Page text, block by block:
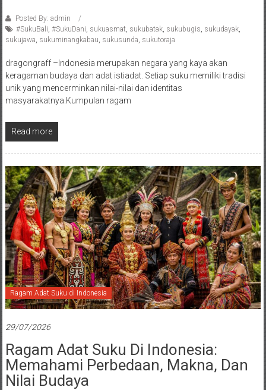
Posted By: admin
#SukuBali, #SukuDani, sukuasmat, sukubatak, sukubugis, sukudayak,
sukujawa, sukuminangkabau, sukusunda, sukutoraja
dragongraff –Indonesia merupakan negara yang kaya akan
keragaman budaya dan adat istiadat. Setiap suku memiliki tradisi
unik yang mencerminkan nilai-nilai dan identitas
masyarakatnya.Kumpulan ragam
Read more
Ragam Adat Suku di Indonesia
29/07/2026
Ragam Adat Suku Di Indonesia:
Memahami Perbedaan, Makna, Dan
Nilai Budaya